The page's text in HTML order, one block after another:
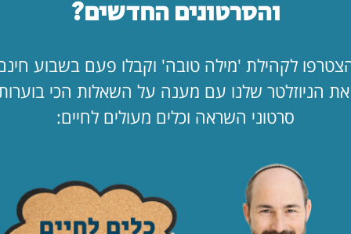
החופש כאן.
מעמד?!
לקריאת המאמר
הילד קיבל
לפי
והסרטונים החדשים?
לקהילת 'מילה טובה' וקבלו פעם בשבוע
הניוזלטר שלנו עם מענה על השאלות הכי
סרטוני השראה וכלים מעולים לחיים: